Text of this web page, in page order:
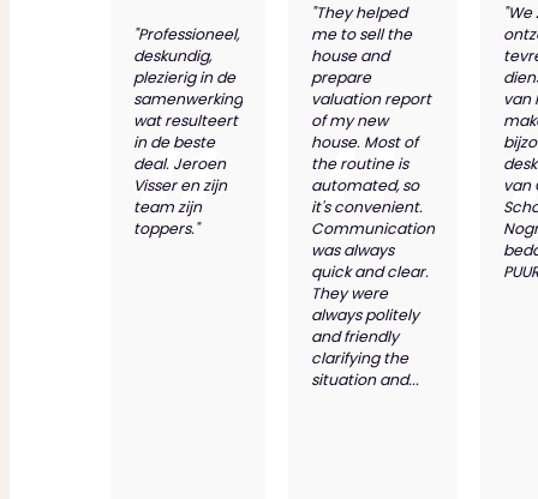
"Professioneel,
deskundig,
plezierig in de
samenwerking
wat resulteert
in de beste
deal. Jeroen
Visser en zijn
team zijn
toppers."
"They helped
me to sell the
house and
prepare
valuation report
of my new
house. Most of
the routine is
automated, so
it's convenient.
Communication
was always
quick and clear.
They were
always politely
and friendly
clarifying the
situation and...
"We
van
van